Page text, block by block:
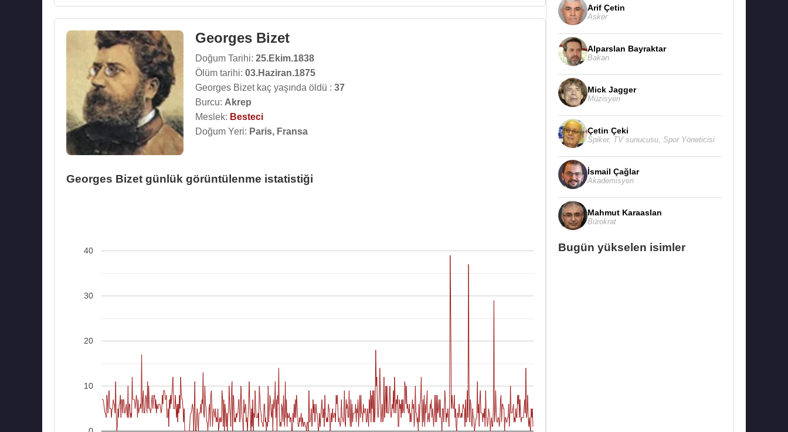
Georges Bizet
Doğum Tarihi: 25.Ekim.1838
Ölüm tarihi: 03.Haziran.1875
Georges Bizet kaç yaşında öldü : 37
Burcu: Akrep
Meslek: Besteci
Doğum Yeri: Paris, Fransa
Georges Bizet günlük görüntülenme istatistiği
10
20
30
40
Arif Çetin
Asker
Alparslan Bayraktar
Bakan
Mick Jagger
Müzisyen
Çetin Çeki
Spiker, TV sunucusu Spor Yöneticisi
İsmail Çağlar
Akademisyen
Mahmut Karaaslan
Bürokrat
Bugün yükselen isimler